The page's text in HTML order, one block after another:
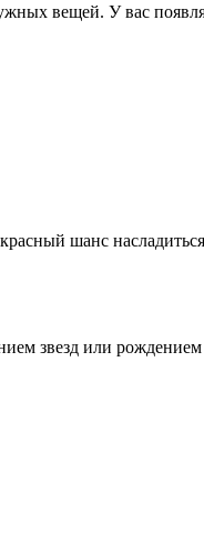
вещей. У вас
шанс
звезд или